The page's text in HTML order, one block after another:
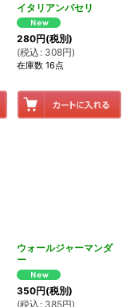
イタリアンパセリ
280円(税別)
(税込 : 308円)
在庫数 16点
ウォールジャーマンダ
ー
350円(税別)
(税込 : 385円)